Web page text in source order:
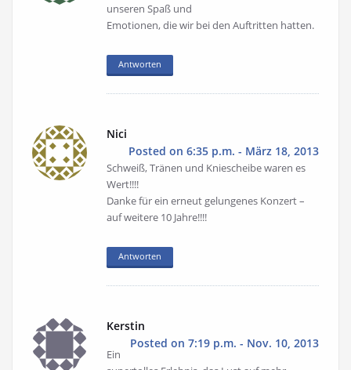
unseren Spaß und
Emotionen, die wir bei den Auftritten hatten.
Antworten
Nici
Posted on 6:35 p.m. - März 18, 2013
Schweiß, Tränen und Kniescheibe waren es
Wert!!!!
Danke für ein erneut gelungenes Konzert –
auf weitere 10 Jahre!!!!
Antworten
Kerstin
Posted on 7:19 p.m. - Nov. 10, 2013
Ein